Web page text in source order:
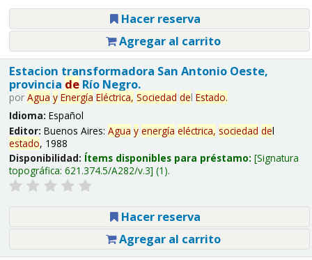
Hacer reserva
Agregar al carrito
Estacion transformadora San Antonio Oeste,
provincia deRío Negro.
por Agua y Energía Eléctrica, Sociedad del Estado.
Idioma: Español
Editor: Buenos Aires: Agua y energía eléctrica, sociedad del
estado, 1988
Disponibilidad: Ítems disponibles para préstamo: Signatura
topográfica: 621.374.5/A282/v.3 (1).
Hacer reserva
Agregar al carrito